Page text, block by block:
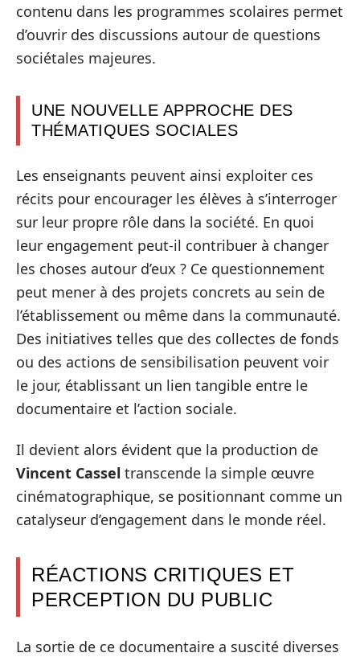
contenu dans les programmes scolaires permet
d’ouvrir des discussions autour de questions
sociétales majeures.
UNE NOUVELLE APPROCHE DES
THÉMATIQUES SOCIALES
Les enseignants peuvent ainsi exploiter ces
récits pour encourager les élèves à s’interroger
sur leur propre rôle dans la société. En quoi
leur engagement peut-il contribuer à changer
les choses autour d’eux ? Ce questionnement
peut mener à des projets concrets au sein de
l’établissement ou même dans la communauté.
Des initiatives telles que des collectes de fonds
ou des actions de sensibilisation peuvent voir
le jour, établissant un lien tangible entre le
documentaire et l’action sociale.
Il devient alors évident que la production de
Vincent Cassel transcende la simple œuvre
cinématographique, se positionnant comme un
catalyseur d’engagement dans le monde réel.
RÉACTIONS CRITIQUES ET
PERCEPTION DU PUBLIC
La sortie de ce documentaire a suscité diverses